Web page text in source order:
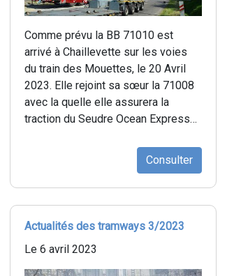
Comme prévu la BB 71010 est
arrivé à Chaillevette sur les voies
du train des Mouettes, le 20 Avril
2023. Elle rejoint sa sœur la 71008
avec la quelle elle assurera la
traction du Seudre Ocean Express…
Consulter
Actualités des tramways 3/2023
Le 6 avril 2023